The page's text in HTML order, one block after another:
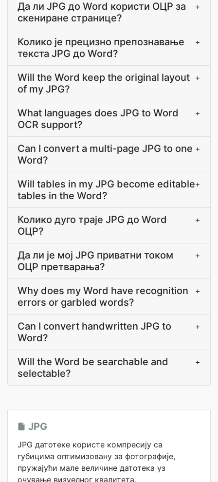
Да ли JPG до Word користи ОЦР за
скениране странице?
+
Колико је прецизно препознавање
текста JPG до Word?
+
Will the Word keep the original layout
of my JPG?
+
What languages does JPG to Word
OCR support?
+
Can I convert a multi-page JPG to one
Word?
+
Will tables in my JPG become editable
tables in the Word?
+
Колико дуго траје JPG до Word
ОЦР?
+
Да ли је мој JPG приватни током
ОЦР претварања?
+
Why does my Word have recognition
errors or garbled words?
+
Can I convert handwritten JPG to
Word?
+
Will the Word be searchable and
selectable?
+
JPG
JPG датотеке користе компресију са
губицима оптимизовану за фотографије,
пружајући мале величине датотека уз
очување визуелног квалитета.